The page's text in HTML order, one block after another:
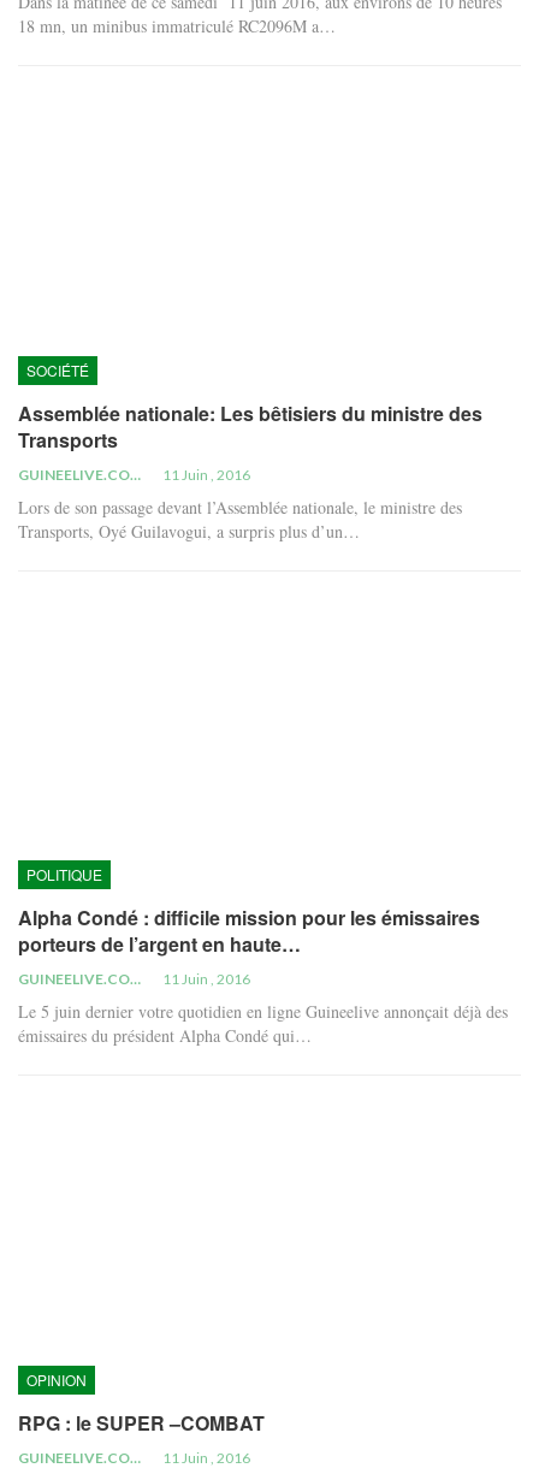
18 mn, un minibus immatriculé RC2096M a…
SOCIÉTÉ
Assemblée nationale: Les bêtisiers du ministre des
Transports
GUINEELIVE.COM 11 Juin , 2016
Lors de son passage devant l’Assemblée nationale, le ministre des
Transports, Oyé Guilavogui, a surpris plus d’un…
POLITIQUE
Alpha Condé : difficile mission pour les émissaires
porteurs de l’argent en haute…
GUINEELIVE.COM 11 Juin , 2016
Le 5 juin dernier votre quotidien en ligne Guineelive annonçait déjà des
émissaires du président Alpha Condé qui…
OPINION
RPG : le SUPER –COMBAT
GUINEELIVE.COM 11 Juin , 2016